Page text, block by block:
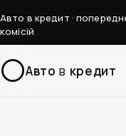
Авто в кредит ·
комісій
Авто в кредит